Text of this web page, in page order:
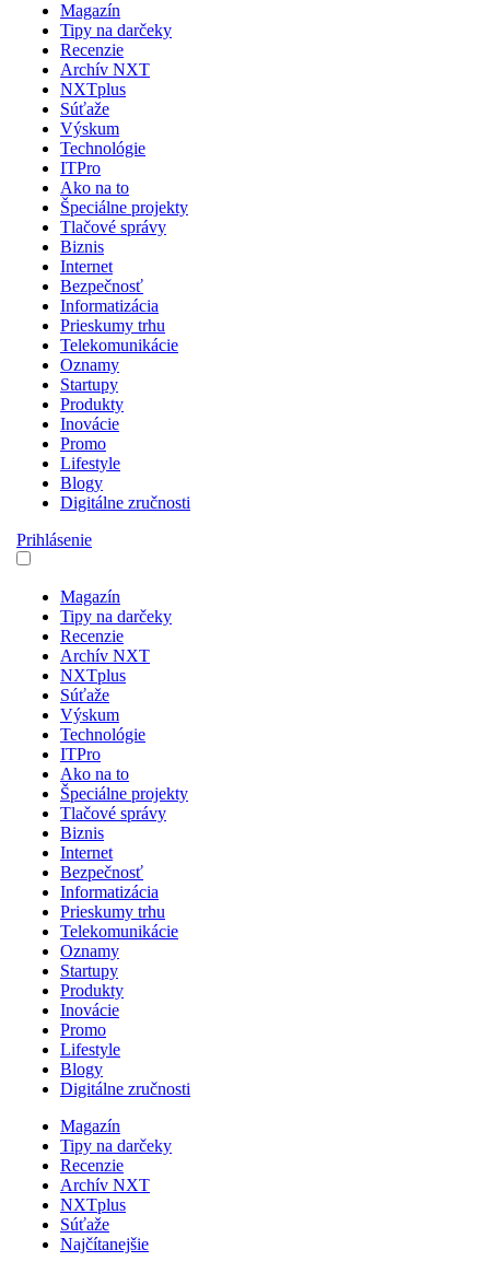
Magazín
Tipy na darčeky
Recenzie
Archív NXT
NXTplus
Súťaže
Výskum
Technológie
ITPro
Ako na to
Špeciálne projekty
Tlačové správy
Biznis
Internet
Bezpečnosť
Informatizácia
Prieskumy trhu
Telekomunikácie
Oznamy
Startupy
Produkty
Inovácie
Promo
Lifestyle
Blogy
Digitálne zručnosti
Prihlásenie
Magazín
Tipy na darčeky
Recenzie
Archív NXT
NXTplus
Súťaže
Výskum
Technológie
ITPro
Ako na to
Špeciálne projekty
Tlačové správy
Biznis
Internet
Bezpečnosť
Informatizácia
Prieskumy trhu
Telekomunikácie
Oznamy
Startupy
Produkty
Inovácie
Promo
Lifestyle
Blogy
Digitálne zručnosti
Magazín
Tipy na darčeky
Recenzie
Archív NXT
NXTplus
Súťaže
Najčítanejšie